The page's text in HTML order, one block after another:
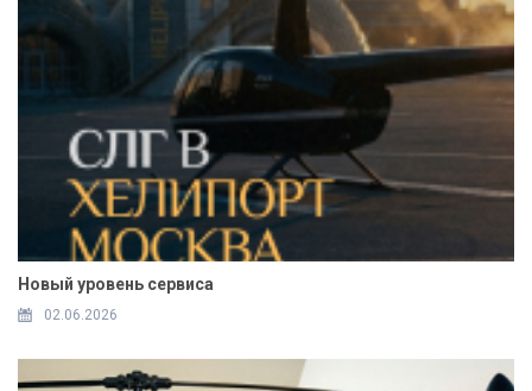
Новый уровень сервиса
02.06.2026